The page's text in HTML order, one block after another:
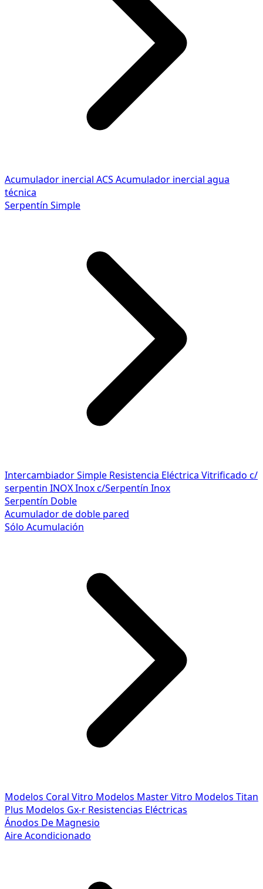
Acumulador inercial ACS Acumulador inercial agua
técnica
Serpentín Simple
Intercambiador Simple Resistencia Eléctrica Vitrificado c/
serpentin INOXInox c/Serpentín Inox
Serpentín Doble
Acumulador de doble pared
Sólo Acumulación
Modelos Coral Vitro Modelos Master Vitro Modelos Titan
Plus Modelos Gx-r Resistencias Eléctricas
Ánodos De Magnesio
Aire Acondicionado